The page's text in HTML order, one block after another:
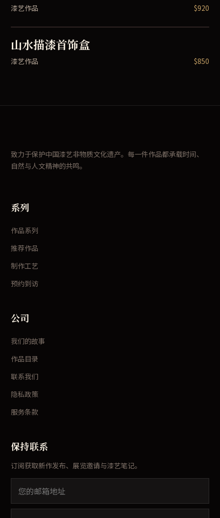
漆艺作品 $920
山水描漆首饰盒
漆艺作品 $850
致力于保护中国漆艺非物质文化遗产。每一件作品都承载时间、
自然与人文精神的共鸣。
系列
作品系列
推荐作品
制作工艺
预约到访
公司
我们的故事
作品目录
联系我们
隐私政策
服务条款
保持联系
订阅获取新作发布、展览邀请与漆艺笔记。